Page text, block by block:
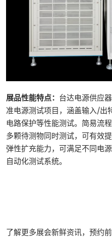
展品性能特点： 台达电源供应
准电源测试项目，涵盖输入/出
电路保护等性能测试。简易流
多颗待测物同时测试，可有效
弹性扩充能力，可满足不同电
自动化测试系统。
了解更多展会新鲜资讯，预约